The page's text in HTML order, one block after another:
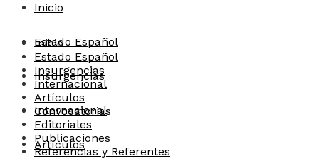
Inicio
Estado Español
Insurgencias
Internacional
Artículos
Inicio
Estado Español
Insurgencias
Internacional
Artículos
Convocatorias
Editoriales
Publicaciones
Referencias y Referentes